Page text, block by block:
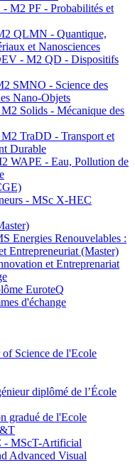
M2 PF - Probabilités et
QLMN - Quantique,
et Nanosciences
- M2 QD - Dispositifs
SMNO - Science des
Nano-Objets
Solids - Mécanique des
TraDD - Transport et
Durable
WAPE - Eau, Pollution de
- MSc X-HEC
Energies Renouvelables :
Entrepreneuriat (Master)
et Entreprenariat
EuroteQ
d'échange
Science de l'Ecole
diplômé de l’École
gradué de l'Ecole
MScT-Artificial
Advanced Visual